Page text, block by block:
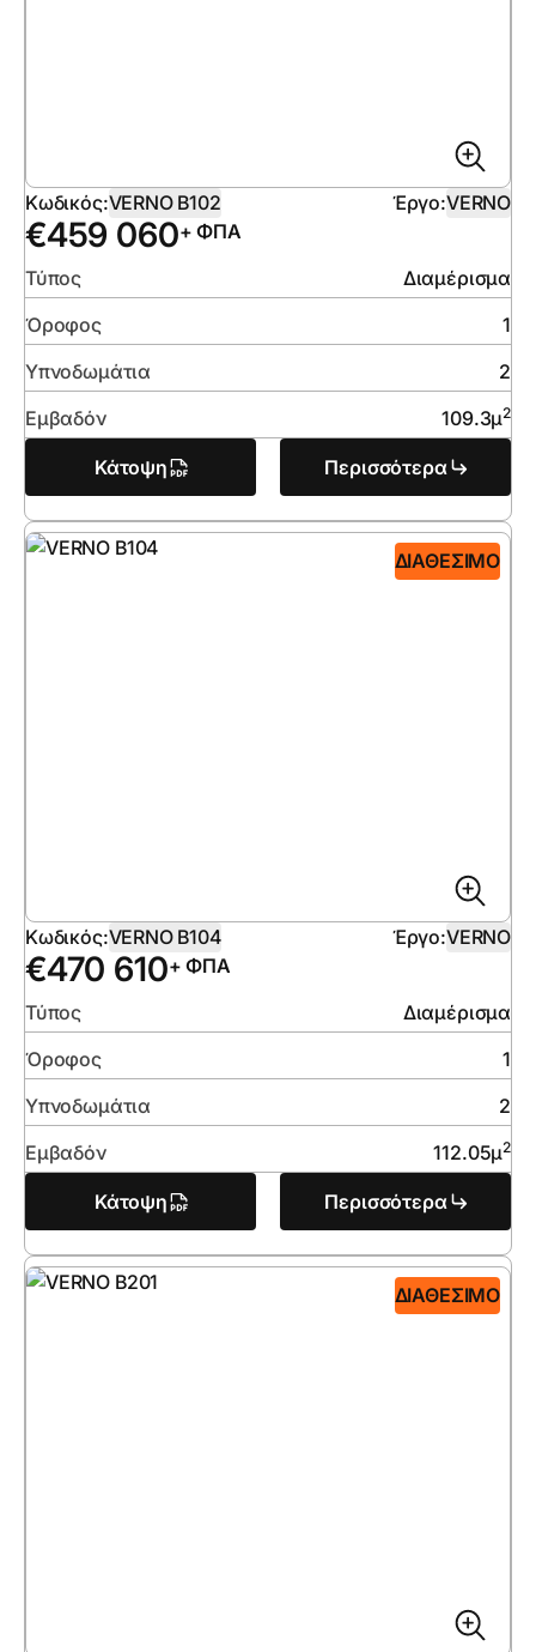
Κωδικός:VERNO B102 Έργο:VERNO
€459 060+ ΦΠΑ
Τύπος
Διαμέρισμα
Όροφος
1
Υπνοδωμάτια
2
Εμβαδόν
109.3μ2
Κάτοψη Περισσότερα
ΔΙΑΘΈΣΙΜΟ
Κωδικός:VERNO B104 Έργο:VERNO
€470 610+ ΦΠΑ
Τύπος
Διαμέρισμα
Όροφος
1
Υπνοδωμάτια
2
Εμβαδόν
112.05μ2
Κάτοψη Περισσότερα
ΔΙΑΘΈΣΙΜΟ